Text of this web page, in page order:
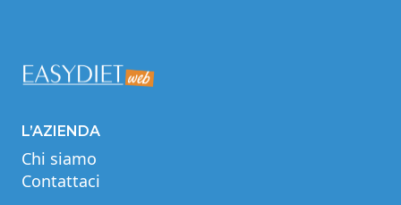
L’AZIENDA
Chi siamo
Contattaci